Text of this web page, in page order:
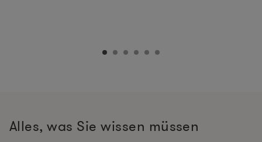
Alles, was Sie wissen müssen